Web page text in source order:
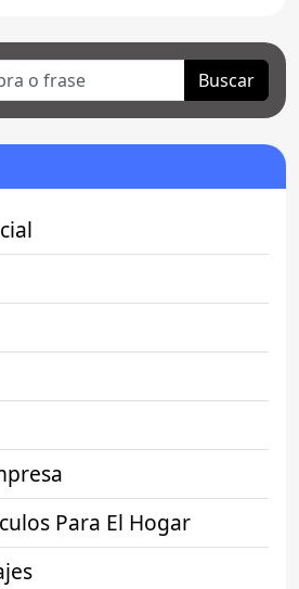
Buscar
Para El Hogar